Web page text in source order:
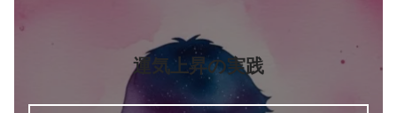
運気上昇の実践